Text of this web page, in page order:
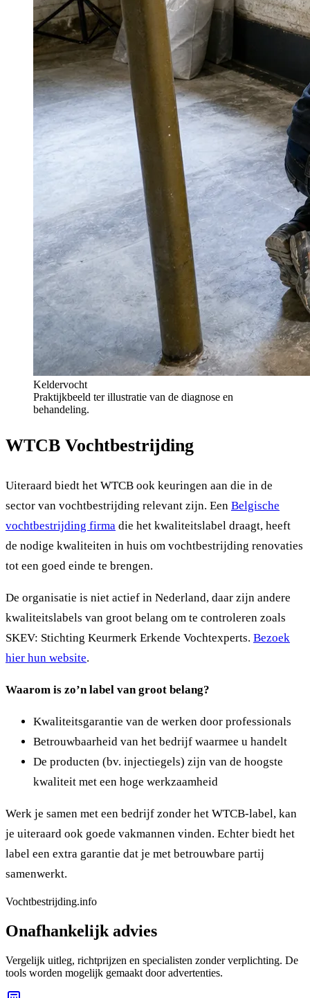
Keldervocht
Praktijkbeeld ter illustratie van de diagnose en
behandeling.
WTCB Vochtbestrijding
Uiteraard biedt het WTCB ook keuringen aan die in de
sector van vochtbestrijding relevant zijn. Een Belgische
vochtbestrijding firma die het kwaliteitslabel draagt, heeft
de nodige kwaliteiten in huis om vochtbestrijding renovaties
tot een goed einde te brengen.
De organisatie is niet actief in Nederland, daar zijn andere
kwaliteitslabels van groot belang om te controleren zoals
SKEV: Stichting Keurmerk Erkende Vochtexperts. Bezoek
hier hun website.
Waarom is zo’n label van groot belang?
Kwaliteitsgarantie van de werken door professionals
Betrouwbaarheid van het bedrijf waarmee u handelt
De producten (bv. injectiegels) zijn van de hoogste
kwaliteit met een hoge werkzaamheid
Werk je samen met een bedrijf zonder het WTCB-label, kan
je uiteraard ook goede vakmannen vinden. Echter biedt het
label een extra garantie dat je met betrouwbare partij
samenwerkt.
Vochtbestrijding.info
Onafhankelijk advies
Vergelijk uitleg, richtprijzen en specialisten zonder verplichting. De
tools worden mogelijk gemaakt door advertenties.